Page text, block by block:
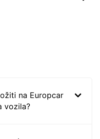
na Europcar
vozila?